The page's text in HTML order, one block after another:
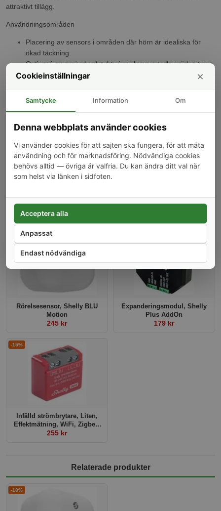
attraktivt tillägg.
Användningsområden
Placering av sensors i områden där hörn är idealiska för
ökad täckning.
Optimering av rörelsedetektering i hemmet eller på kontoret.
Används för att höja säkerheten genom bättre övervakning
Kan anpassas för olika rumskonfigurationer och mål.
Specifikationer
Tillverkad genom 3D-utskrift för noggrann och hållbar
konstruktion.
Designad för enkel installation på olika typer av hörn.
Kompatibel med Shelly BLU Motion rörelsesensor.
Förbättrar sensorns effektivitet och täckningsområde.
Kunder som köpt denna produkt har också köpt
-18%
Rörelsesensor, Shelly BLU
Motion
245 kr
Expanderingsmodul, Shelly
Plus AddOn
179 kr
-15%
Infälld strömbrytare, Liten,
Effektmätning, WiFi, Zigbee,
Shelly Mini 1PM Gen4
255 kr
Relaterade produkter
-18%
Cookieinställningar ×
Samtycke Information Om
Denna webbplats använder cookies
Vi använder cookies för att sajten ska fungera, för att mäta
användning och för marknadsföring. Nödvändiga cookies
behövs alltid — övriga är valfria. Du kan ändra ditt val när
som helst via länken i sidfoten.
Endast nödvändiga
Anpassat
Acceptera alla